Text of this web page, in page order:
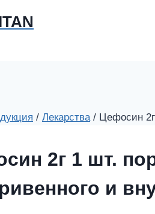
/ Лекарства / Цефосин
2г 1 шт.
и